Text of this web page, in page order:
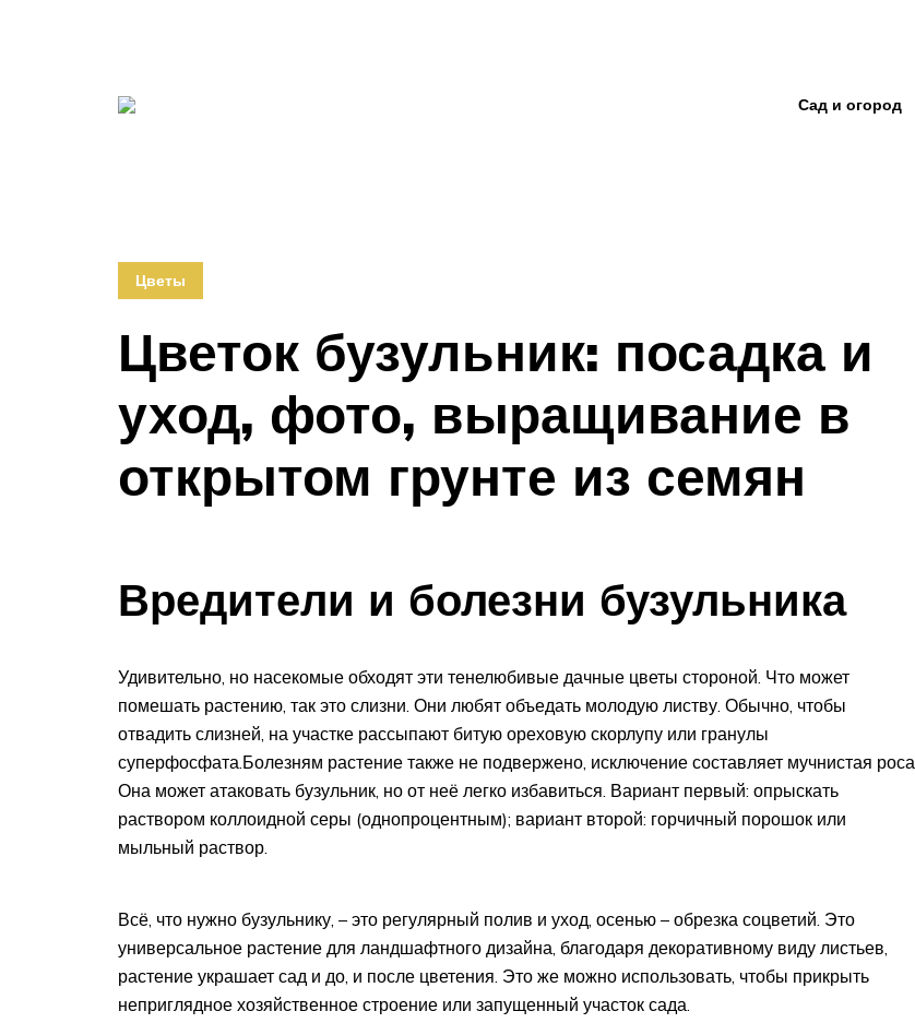
Сад и огород
Цветы
Цветок бузульник: посадка и
уход, фото, выращивание в
открытом грунте из семян
Вредители и болезни бузульника
Удивительно, но насекомые обходят эти тенелюбивые дачные цветы стороной. Что может
помешать растению, так это слизни. Они любят объедать молодую листву. Обычно, чтобы
отвадить слизней, на участке рассыпают битую ореховую скорлупу или гранулы
суперфосфата.Болезням растение также не подвержено, исключение составляет мучнистая роса.
Она может атаковать бузульник, но от неё легко избавиться. Вариант первый: опрыскать
раствором коллоидной серы (однопроцентным); вариант второй: горчичный порошок или
мыльный раствор.
Всё, что нужно бузульнику, – это регулярный полив и уход, осенью – обрезка соцветий. Это
универсальное растение для ландшафтного дизайна, благодаря декоративному виду листьев,
растение украшает сад и до, и после цветения. Это же можно использовать, чтобы прикрыть
неприглядное хозяйственное строение или запущенный участок сада.